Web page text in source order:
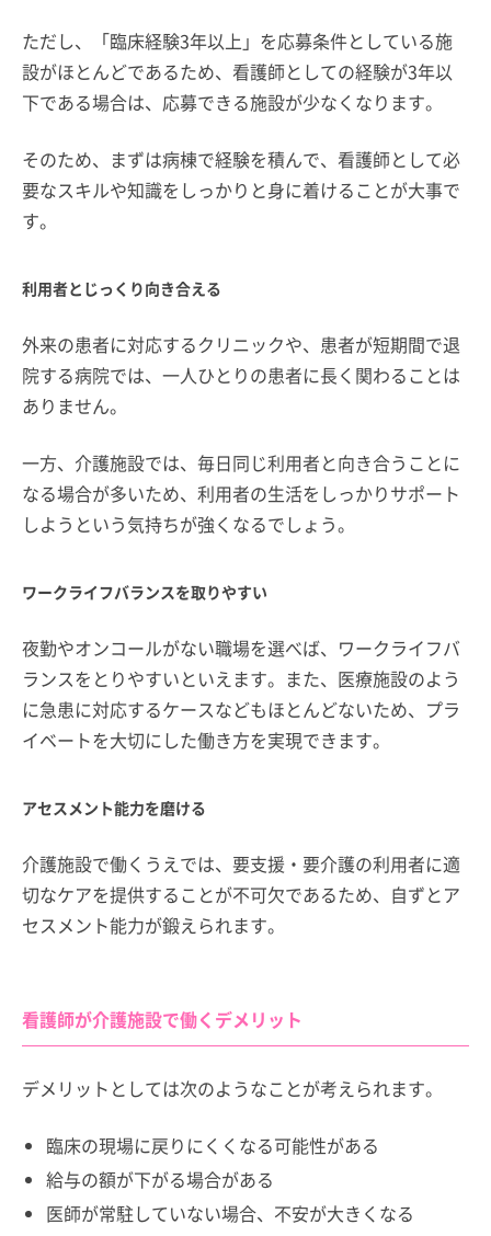
ただし、「臨床経験3年以上」を応募条件としている施
設がほとんどであるため、看護師としての経験が3年以
下である場合は、応募できる施設が少なくなります。
そのため、まずは病棟で経験を積んで、看護師として必
要なスキルや知識をしっかりと身に着けることが大事で
す。
利用者とじっくり向き合える
外来の患者に対応するクリニックや、患者が短期間で退
院する病院では、一人ひとりの患者に長く関わることは
ありません。
一方、介護施設では、毎日同じ利用者と向き合うことに
なる場合が多いため、利用者の生活をしっかりサポート
しようという気持ちが強くなるでしょう。
ワークライフバランスを取りやすい
夜勤やオンコールがない職場を選べば、ワークライフバ
ランスをとりやすいといえます。また、医療施設のよう
に急患に対応するケースなどもほとんどないため、プラ
イベートを大切にした働き方を実現できます。
アセスメント能力を磨ける
介護施設で働くうえでは、要支援・要介護の利用者に適
切なケアを提供することが不可欠であるため、自ずとア
セスメント能力が鍛えられます。
看護師が介護施設で働くデメリット
デメリットとしては次のようなことが考えられます。
臨床の現場に戻りにくくなる可能性がある
給与の額が下がる場合がある
医師が常駐していない場合、不安が大きくなる